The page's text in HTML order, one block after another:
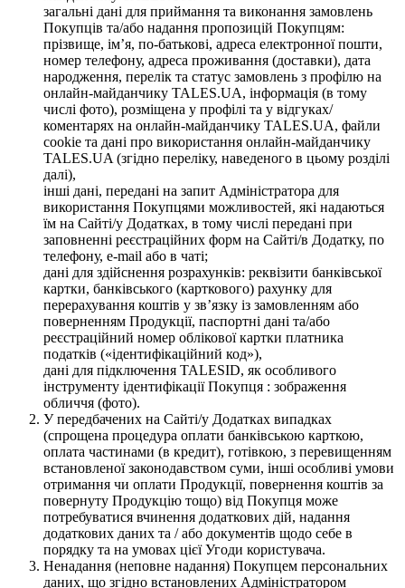
загальні дані для приймання та виконання замовлень
Покупців та/або надання пропозицій Покупцям:
прізвище, ім’я, по-батькові, адреса електронної пошти,
номер телефону, адреса проживання (доставки), дата
народження, перелік та статус замовлень з профілю на
онлайн-майданчику TALES.UA, інформація (в тому
числі фото), розміщена у профілі та у відгуках/
коментарях на онлайн-майданчику TALES.UA, файли
cookie та дані про використання онлайн-майданчику
TALES.UA (згідно переліку, наведеного в цьому розділі
далі),
інші дані, передані на запит Адміністратора для
використання Покупцями можливостей, які надаються
їм на Сайті/у Додатках, в тому числі передані при
заповненні реєстраційних форм на Сайті/в Додатку, по
телефону, e-mail або в чаті;
дані для здійснення розрахунків: реквізити банківської
картки, банківського (карткового) рахунку для
перерахування коштів у зв’язку із замовленням або
поверненням Продукції, паспортні дані та/або
реєстраційний номер облікової картки платника
податків («ідентифікаційний код»),
дані для підключення TALESID, як особливого
інструменту ідентифікації Покупця : зображення
обличчя (фото).
У передбачених на Сайті/у Додатках випадках
(спрощена процедура оплати банківською карткою,
оплата частинами (в кредит), готівкою, з перевищенням
встановленої законодавством суми, інші особливі умови
отримання чи оплати Продукції, повернення коштів за
повернуту Продукцію тощо) від Покупця може
потребуватися вчинення додаткових дій, надання
додаткових даних та / або документів щодо себе в
порядку та на умовах цієї Угоди користувача.
Ненадання (неповне надання) Покупцем персональних
даних, що згідно встановлених Адміністратором